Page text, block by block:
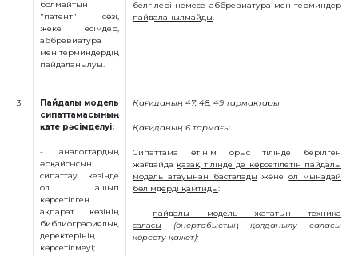
болмайтын
"патент" сөзі,
жеке есімдер,
аббревиатура
мен терминдердің
пайдаланылуы.
белгілері немесе аббревиатура мен терминдер
пайдаланылмайды.
3
Пайдалы модель
сипаттамасының
қате рәсімделуі:
- аналогтардың
әрқайсысын
сипаттау кезінде
ол ашып
көрсетілген
ақпарат көзінің
библиографиялық
деректерінің
көрсетілмеуі;
Қағиданың 47, 48, 49 тармақтары
Қағиданың 6 тармағы
Сипаттама өтінім орыс тілінде берілген
жағдайда қазақ тілінде де көрсетілетін пайдалы
модель атауынан басталады жәнеол мынадай
бөлімдерді қамтиды:
- пайдалы модель жататын техника
саласы (өнертабыстың қолданылу саласы
көрсету қажет);